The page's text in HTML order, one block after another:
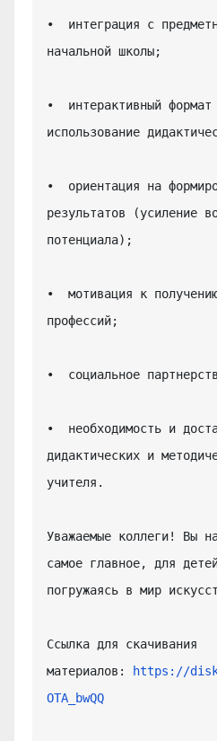
•  интеграция с
начальной школы;
•  интерактивный формат
использование
•  ориентация на
результатов (усиление
потенциала);
•  мотивация к
профессий;
•  социальное
•  необходимость и
дидактических и
учителя.
Уважаемые коллеги! Вы
самое главное, для
погружаясь в мир
Ссылка для скачивания
материалов:
https://
OTA_bwQQ